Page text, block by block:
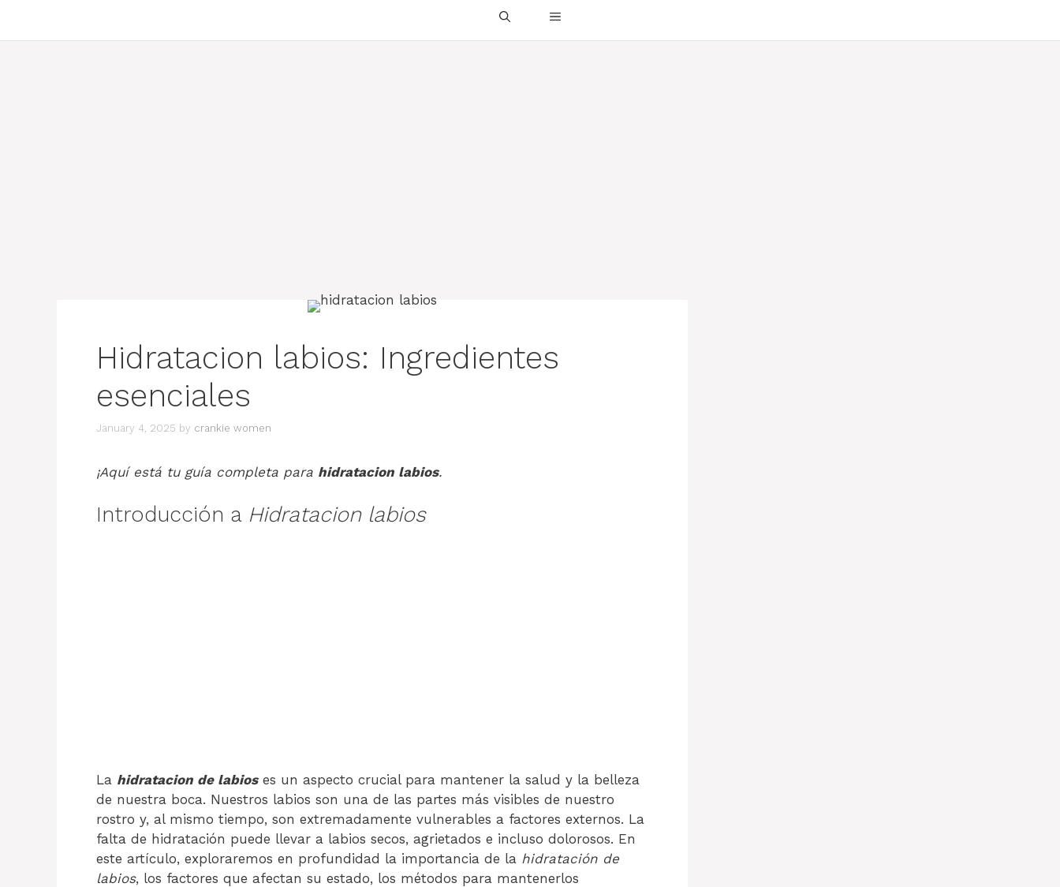
Hidratacion labios: Ingredientes
esenciales
January 4, 2025 by crankie women
¡Aquí está tu guía completa para hidratacion labios.
Introducción a Hidratacion labios
La hidratacion de labioses un aspecto crucial para mantener la salud y la belleza
de nuestra boca. Nuestros labios son una de las partes más visibles de nuestro
rostro y, al mismo tiempo, son extremadamente vulnerables a factores externos. La
falta de hidratación puede llevar a labios secos, agrietados e incluso dolorosos. En
este artículo, exploraremos en profundidad la importancia de la hidratación de
labios, los factores que afectan su estado, los métodos para mantenerlos